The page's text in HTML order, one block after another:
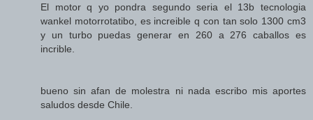
El motor q yo pondra segundo seria el 13b tecnologia
wankel motorrotatibo, es increible q con tan solo 1300 cm3
y un turbo puedas generar en 260 a 276 caballos es
incrible.
bueno sin afan de molestra ni nada escribo mis aportes
saludos desde Chile.